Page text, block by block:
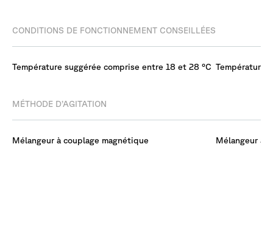
CONDITIONS DE FONCTIONNEMENT CONSEILLÉES
Température suggérée comprise entre 18 et 28 °C
MÉTHODE D’AGITATION
Mélangeur à couplage magnétique
Température
Mélangeur à